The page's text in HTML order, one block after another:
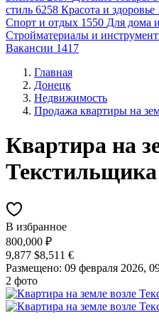
стиль 6258 Красота и здоровье
Спорт и отдых 1550 Для дома
Стройматериалы и
Вакансии 1417
Главная
Донецк
Недвижимость
Продажа квартиры на
Квартира на
Текстильщика
В избранное
800,000 ₽
9,877 $8,511 €
Размещено: 09 февраля 2026,
2 фото